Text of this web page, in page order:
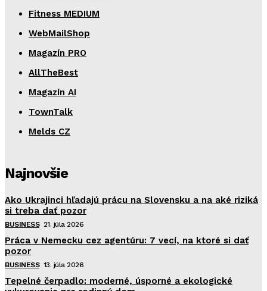
Fitness MEDIUM
WebMailShop
Magazín PRO
AllTheBest
Magazín AI
TownTalk
Melds CZ
Najnovšie
Ako Ukrajinci hľadajú prácu na Slovensku a na aké riziká
si treba dať pozor
BUSINESS 21. júla 2026
Práca v Nemecku cez agentúru: 7 vecí, na ktoré si dať
pozor
BUSINESS 13. júla 2026
Tepelné čerpadlo: moderné, úsporné a ekologické